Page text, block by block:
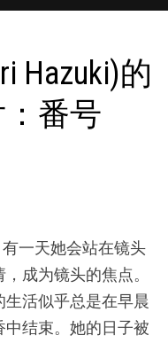
Hazuki)的
番号
一天她会站在镜头
成为镜头的焦点。
活似乎总是在早晨
结束。她的日子被